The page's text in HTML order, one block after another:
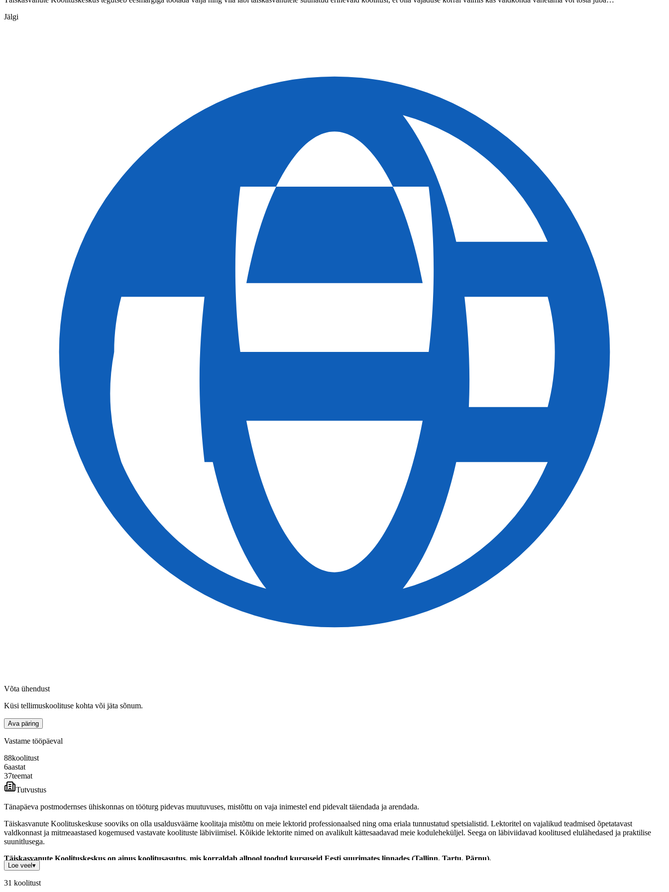
Jälgi
Võta ühendust
Küsi tellimuskoolituse kohta või jäta sõnum.
Ava päring
Vastame tööpäeval
88koolitust
6aastat
37teemat
Tutvustus
Tänapäeva postmodernses ühiskonnas on tööturg pidevas muutuvuses, mistõttu on vaja inimestel end pidevalt täiendada ja arendada.
Täiskasvanute Koolituskeskuse sooviks on olla usaldusväärne koolitaja mistõttu on meie lektorid professionaalsed ning oma eriala tunnustatud spetsialistid. Lektoritel on vajalikud teadmised õpetatavast
valdkonnast ja mitmeaastased kogemused vastavate koolituste läbiviimisel. Kõikide lektorite nimed on avalikult kättesaadavad meie koduleheküljel. Seega on läbiviidavad koolitused elulähedased ja praktilise
suunitlusega.
Täiskasvanute Koolituskeskus on ainus koolitusasutus, mis korraldab allpool toodud kursuseid Eesti suurimates linnades (Tallinn, Tartu, Pärnu).
koostööd Eesti ühe suurima tööjõurendi- ja värbamisagentuuriga
Loe veel ▾
31 koolitust